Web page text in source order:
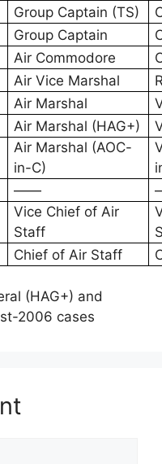
Group Captain (TS)
Group Captain
Air Commodore
Air Vice Marshal
Air Marshal
Air Marshal (HAG+)
Air Marshal (AOC-
in-C)
——
Vice Chief of Air
Staff
Chief of Air Staff
(HAG+) and
2006 cases